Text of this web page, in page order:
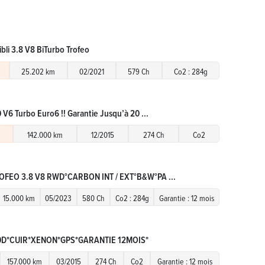
3.8 V8 BiTurbo Trofeo
25.202 km 02/2021 579 Ch Co2 : 284g
Turbo Euro6 !! Garantie Jusqu’à 20 ...
142.000 km 12/2015 274 Ch Co2
3.8 V8 RWD°CARBON INT / EXT°B&W°PA ...
15.000 km 05/2023 580 Ch Co2 : 284g Garantie : 12 mois
12MOIS*
157.000 km 03/2015 274 Ch Co2 Garantie : 12 mois